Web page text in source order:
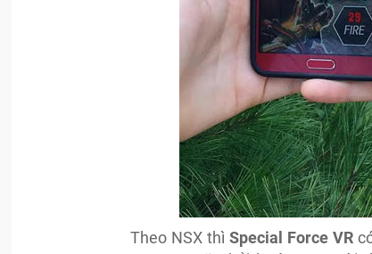
Theo NSX thìSpecial Force VR